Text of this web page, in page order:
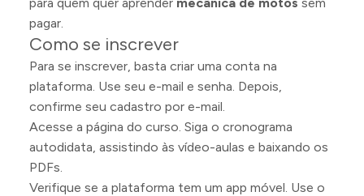
pagar.
Como se inscrever
Para se inscrever, basta criar uma conta na
plataforma. Use seu e-mail e senha. Depois,
confirme seu cadastro por e-mail.
Acesse a página do curso. Siga o cronograma
autodidata, assistindo às vídeo-aulas e baixando os
PDFs.
Verifique se a plataforma tem um app móvel. Use o